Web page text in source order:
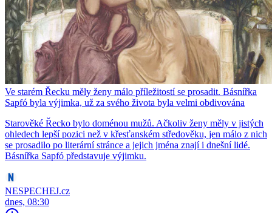
Ve starém Řecku měly ženy málo příležitostí se prosadit. Básnířka
Sapfó byla výjimka, už za svého života byla velmi obdivována
Starověké Řecko bylo doménou mužů. Ačkoliv ženy měly v jistých
ohledech lepší pozici než v křesťanském středověku, jen málo z nich
se prosadilo po literární stránce a jejich jména znají i dnešní lidé.
Básnířka Sapfó představuje výjimku.
NESPECHEJ.cz
dnes, 08:30